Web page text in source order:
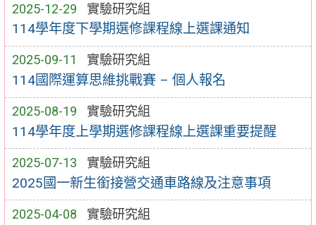
2025-12-29 實驗研究組
114學年度下學期選修課程線上選課通知
2025-09-11 實驗研究組
114國際運算思維挑戰賽 – 個人報名
2025-08-19 實驗研究組
114學年度上學期選修課程線上選課重要提醒
2025-07-13 實驗研究組
2025國一新生銜接營交通車路線及注意事項
2025-04-08 實驗研究組